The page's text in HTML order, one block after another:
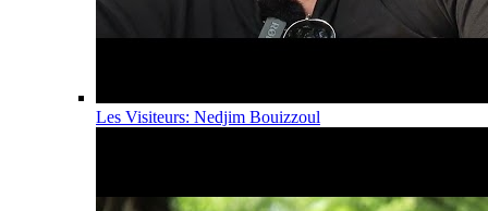
Les Visiteurs: Nedjim Bouizzoul